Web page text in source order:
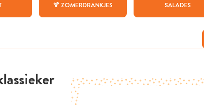
🍹 ZOMERDRANKJES SALADES